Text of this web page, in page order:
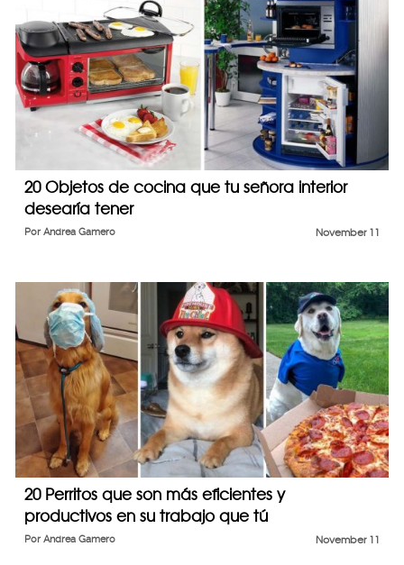
20 Objetos de cocina que tu señora interior
desearía tener
November 11
Por Andrea Gamero
20 Perritos que son más eficientes y
productivos en su trabajo que tú
November 11
Por Andrea Gamero